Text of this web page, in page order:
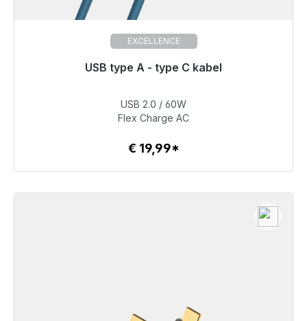
EXCELLENCE
USB type A - type C kabel
Klaar voor onmiddellijke verzending, levertijd 48 uur*
€ 19,99
Details
USB 2.0 / 60W
Flex Charge AC
€ 19,99*